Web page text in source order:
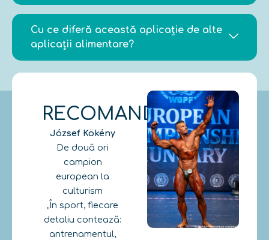
Cu ce diferă această aplicație de alte
aplicații alimentare?
RECOMANDARE
József Kökény
De două ori
campion
european la
culturism
„În sport, fiecare
detaliu contează:
antrenamentul,